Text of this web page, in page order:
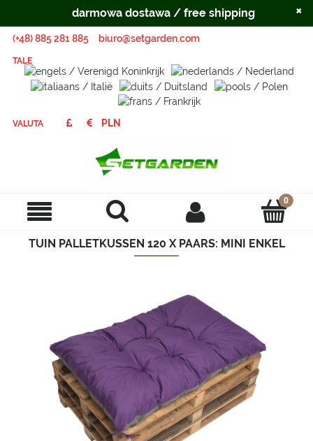
(+48) 885 281 885 biuro@setgarden.com
TALE
VALUTA
TUIN PALLETKUSSEN 120 X PAARS: MINI ENKEL
darmowa dostawa / free shipping ×